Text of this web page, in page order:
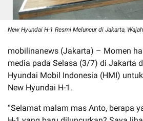
New Hyundai H-1 Resmi Meluncur di Jakarta,
mobilinanews (Jakarta) – Momen
media pada Selasa (3/7) di Jakarta
Hyundai Mobil Indonesia (HMI)
New Hyundai H-1.
“Selamat malam mas Anto, berapa